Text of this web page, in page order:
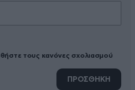
τους κανόνες σχολιασμού
ΠΡΟΣΘΗΚΗ